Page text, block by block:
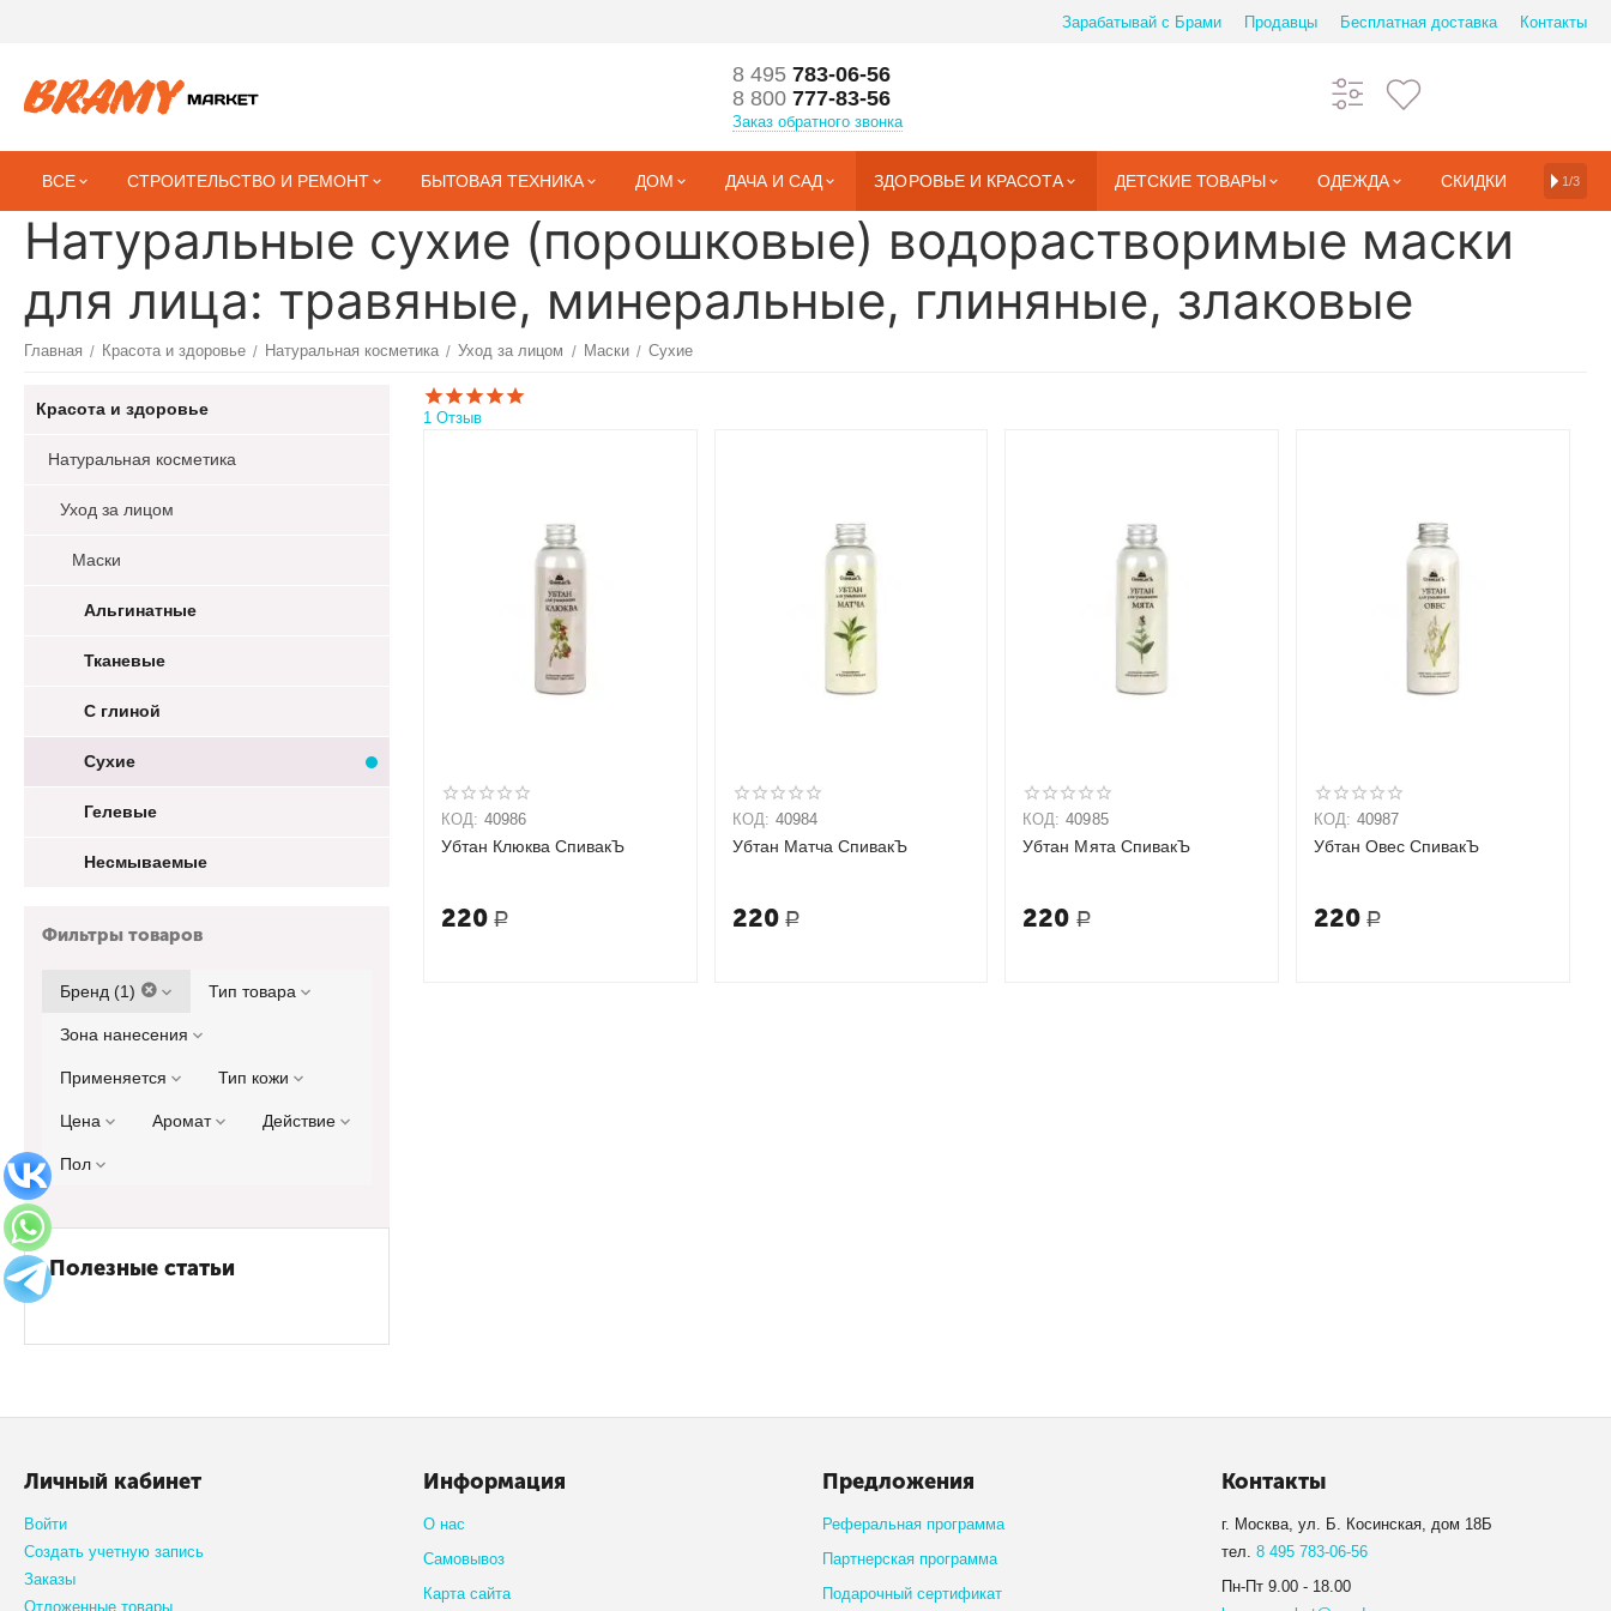
Зарабатывай с Брами Продавцы Бесплатная доставка Контакты
8 495783-06-56
8 800777-83-56
Заказ обратного звонка
ВСЕ СТРОИТЕЛЬСТВО И РЕМОНТ БЫТОВАЯ ТЕХНИКА ДОМ ДАЧА И САД ЗДОРОВЬЕ И КРАСОТА ДЕТСКИЕ ТОВАРЫ ОДЕЖДА СКИДКИ 1/3
Натуральные сухие (порошковые) водорастворимые маски
для лица: травяные, минеральные, глиняные, злаковые
Главная / Красота и здоровье / Натуральная косметика / Уход за лицом / Маски / Сухие
Красота и здоровье
Натуральная косметика
Уход за лицом
Маски
Альгинатные
Тканевые
С глиной
Сухие
Гелевые
Несмываемые
Фильтры товаров
Бренд (1) Тип товара
Зона нанесения
Применяется Тип кожи
Цена Аромат Действие
Пол
Полезные статьи
1 Отзыв
КОД: 40986
Убтан Клюква СпивакЪ
220 Р
КОД: 40984
Убтан Матча СпивакЪ
220 Р
КОД: 40985
Убтан Мята СпивакЪ
220 Р
КОД: 40987
Убтан Овес СпивакЪ
220 Р
Личный кабинет
Войти
Создать учетную запись
Заказы
Отложенные товары
Информация
О нас
Самовывоз
Карта сайта
Предложения
Реферальная программа
Партнерская программа
Подарочный сертификат
Контакты
г. Москва, ул. Б. Косинская, дом 18Б
тел. 8 495 783-06-56
Пн-Пт 9.00 - 18.00